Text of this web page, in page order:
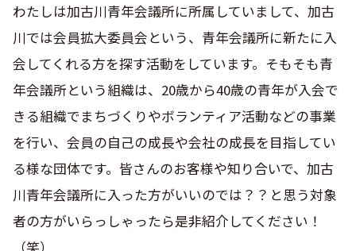
わたしは加古川青年会議所に所属していまして、加古
川では会員拡大委員会という、青年会議所に新たに入
会してくれる方を探す活動をしています。そもそも青
年会議所という組織は、20歳から40歳の青年が入会で
きる組織でまちづくりやボランティア活動などの事業
を行い、会員の自己の成長や会社の成長を目指してい
る様な団体です。皆さんのお客様や知り合いで、加古
川青年会議所に入った方がいいのでは？？と思う対象
者の方がいらっしゃったら是非紹介してください！
（笑）